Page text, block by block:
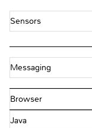
Sensors
Messaging
Browser
Java